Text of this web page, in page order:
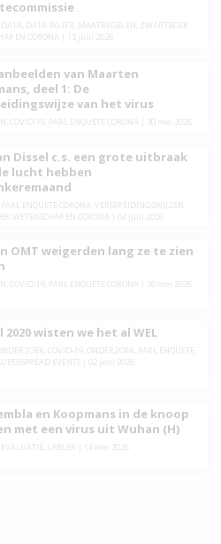
DATA DATA-R0-IFR MAATREGELEN ZWARTBOEK
EN CORONA
13 juni 2026
van Maarten
deel 1: De
van het virus
COVID-19, PARL.ENQUETE CORONA 30 mei 2026
Dissel c.s. een grote uitbraak
lucht hebben
PARL.ENQUETE CORONA VERSPREIDINGSWIJZEN
WETENSCHAP EN CORONA
04 juni 2026
OMT weigerden lang ze te zien
COVID-19, PARL.ENQUETE CORONA 26 mei 2026
2020 wisten we het al WEL
COVID-19, ONDERZOEK
PARL.ENQUETE
SUPERSPREAD EVENTS| 02 juni 2026
en Koopmans in de knoop
met een virus uit Wuhan (H)
EVALUATIE LABLEK 14 mei 2026